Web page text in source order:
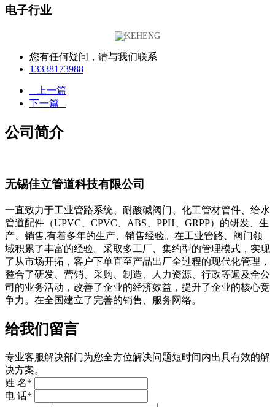
电子行业
您有任何疑问，请与我们联系
13338173988
上一篇
下一篇
公司简介
无锡佳立管道科技有限公司
一直致力于工业管路系统、耐酸碱阀门、化工管材管件、给水
管道配件（UPVC、CPVC、ABS、PPH、GRPP）的研发、生
产、销售,有着多年的生产、销售经验。在工业管路、阀门领
域积累了丰富的经验。采取多工厂、集约型的管理模式，实现
了从市场开拓，客户下单直至产品出厂全过程的现代化管理，
整合了研发、营销、采购、制造、人力资源、行政等遍及全公
司的业务活动，改善了企业的经济效益，提升了企业的核心竞
争力。在全国建立了完善的销售、服务网络。
给我们留言
专业客服解决部门为您全方位解决问题短时间内出具有效的解
决方案。
姓 名*
电 话*